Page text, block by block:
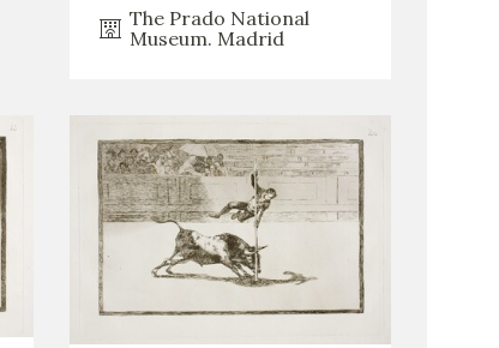
The Prado National
Museum. Madrid